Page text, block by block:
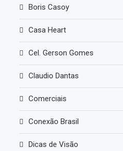
Boris Casoy
Casa Heart
Cel. Gerson Gomes
Claudio Dantas
Comerciais
Conexão Brasil
Dicas de Visão